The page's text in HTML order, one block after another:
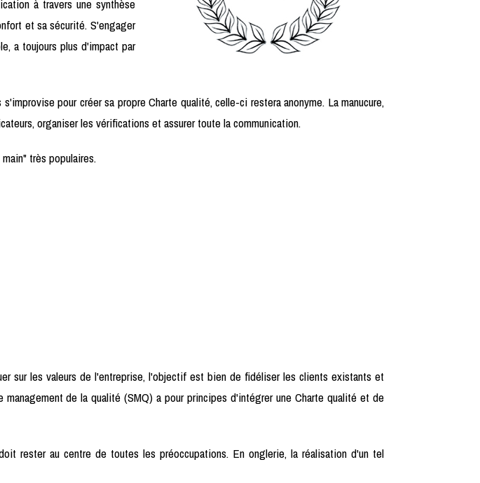
à travers une synthèse
et sa sécurité. S'engager
a toujours plus d'impact par
pour créer sa propre Charte qualité, celle-ci restera anonyme. La manucure,
organiser les vérifications et assurer toute la communication.
très populaires.
sur les valeurs de l'entreprise, l'objectif est bien de fidéliser les clients existants et
de la qualité (SMQ) a pour principes d'intégrer une Charte qualité et de
rester au centre de toutes les préoccupations. En onglerie, la réalisation d'un tel